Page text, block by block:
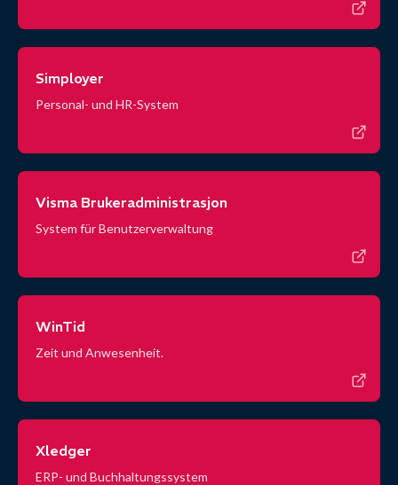
Simployer
Personal- und HR-System
Visma Brukeradministrasjon
System für Benutzerverwaltung
WinTid
Zeit und Anwesenheit.
Xledger
ERP- und Buchhaltungssystem